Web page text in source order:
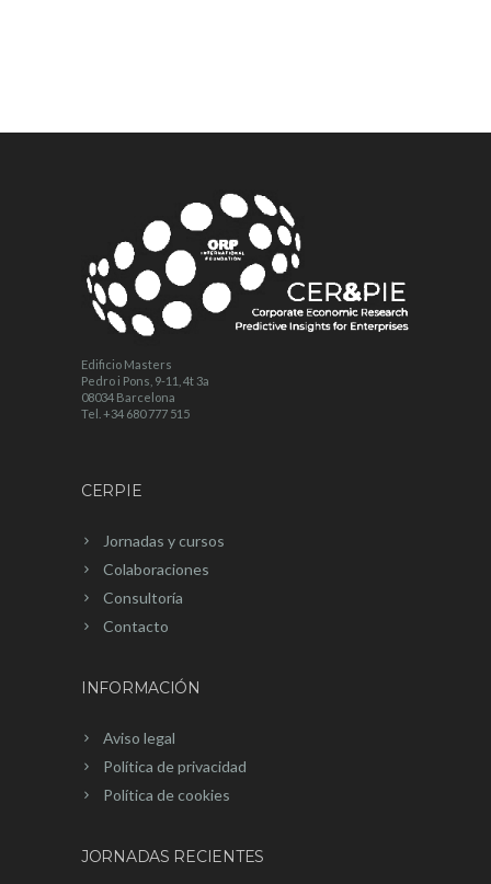
Edificio Masters
Pedro i Pons, 9-11, 4t 3a
08034 Barcelona
Tel. +34 680 777 515
CERPIE
Jornadas y cursos
Colaboraciones
Consultoría
Contacto
INFORMACIÓN
Aviso legal
Política de privacidad
Política de cookies
JORNADAS RECIENTES